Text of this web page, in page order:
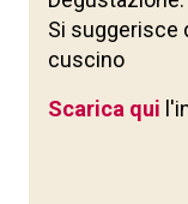
Si suggerisce
cuscino
Scarica qui